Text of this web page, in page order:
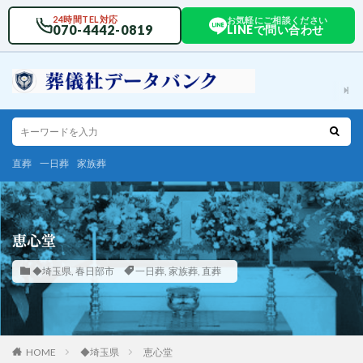
24時間TEL対応
070-4442-0819
お気軽にご相談ください
LINEで問い合わせ
直葬 一日葬 家族葬
恵心堂
◆埼玉県, 春日部市 一日葬, 家族葬, 直葬
HOME ◆埼玉県 恵心堂